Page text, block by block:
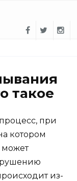
такое
при
котором
может
из-